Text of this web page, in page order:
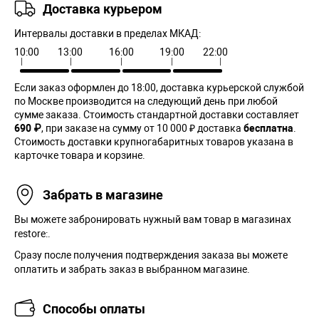
Доставка курьером
Интервалы доставки в пределах МКАД:
10:00
13:00 16:00 19:00 22:00
Если заказ оформлен до 18:00, доставка курьерской службой
по Москве производится на следующий день при любой
сумме заказа. Cтоимость стандартной доставки составляет
690 ₽, при заказе на сумму от 10 000 ₽ доставка бесплатна
Стоимость доставки крупногабаритных товаров указана в
карточке товара и корзине.
Забрать в магазине
Вы можете забронировать нужный вам товар в магазинах
restore:.
Сразу после получения подтверждения заказа вы можете
оплатить и забрать заказ в выбранном магазине.
Способы оплаты